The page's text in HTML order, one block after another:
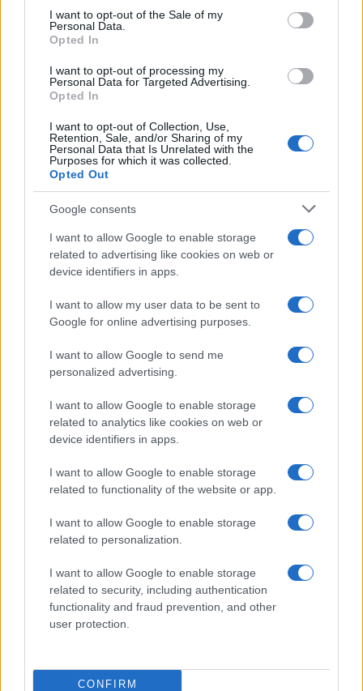
consent section.
I want to opt-out of the Sale of my
Personal Data.
Opted In
I want to opt-out of processing my
Personal Data for Targeted Advertising.
Opted In
I want to opt-out of Collection, Use,
Retention, Sale, and/or Sharing of my
Personal Data that Is Unrelated with the
Purposes for which it was collected.
Opted Out
Google consents
I want to allow Google to enable storage
related to advertising like cookies on web or
device identifiers in apps.
I want to allow my user data to be sent to
Google for online advertising purposes.
I want to allow Google to send me
personalized advertising.
I want to allow Google to enable storage
related to analytics like cookies on web or
device identifiers in apps.
I want to allow Google to enable storage
related to functionality of the website or app.
I want to allow Google to enable storage
related to personalization.
I want to allow Google to enable storage
related to security, including authentication
functionality and fraud prevention, and other
user protection.
CONFIRM
Cómo los vehículos chinos están
transformando el mercado automovilístico
en España
AUTOMOVIL
Compra tu coche de segunda mano en
Heycar
¿Estás pensando en renovar tu coche? Apostar por…
AUTOMOVIL